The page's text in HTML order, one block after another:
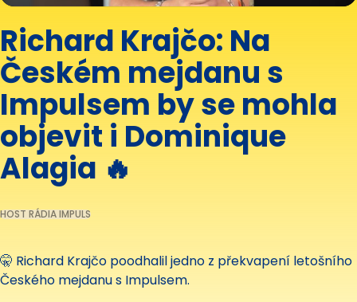
Richard Krajčo: Na
Českém mejdanu s
Impulsem by se mohla
objevit i Dominique
Alagia 🔥
HOST RÁDIA IMPULS
🤫 Richard Krajčo poodhalil jedno z překvapení letošního
Českého mejdanu s Impulsem.